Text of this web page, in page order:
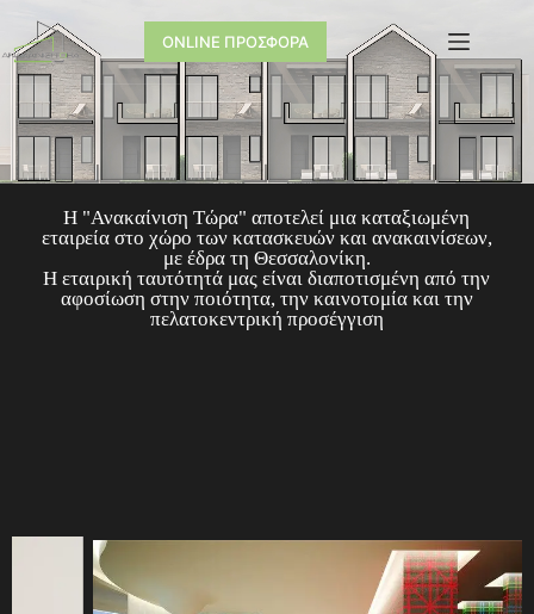
ONLINE ΠΡΟΣΦΟΡΑ
Η "Ανακαίνιση Τώρα" αποτελεί μια καταξιωμένη
εταιρεία στο χώρο των κατασκευών και ανακαινίσεων,
με έδρα τη Θεσσαλονίκη.
Η εταιρική ταυτότητά μας είναι διαποτισμένη από την
αφοσίωση στην ποιότητα, την καινοτομία και την
πελατοκεντρική προσέγγιση